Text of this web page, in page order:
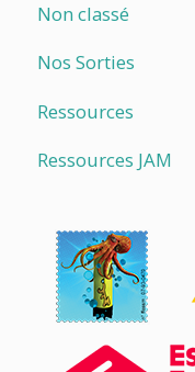
Non classé
Nos Sorties
Ressources
Ressources JAM